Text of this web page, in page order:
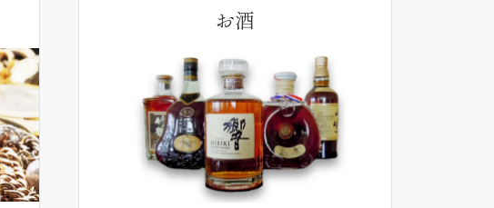
お酒